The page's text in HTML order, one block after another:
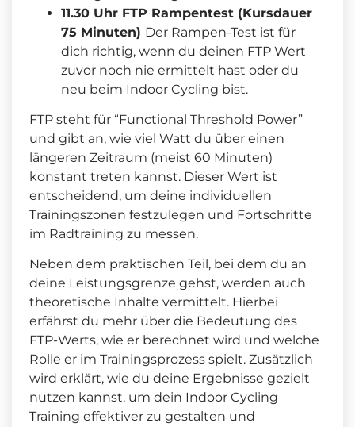
11.30 Uhr FTP Rampentest (Kursdauer
75 Minuten) Der Rampen-Test ist für
dich richtig, wenn du deinen FTP Wert
zuvor noch nie ermittelt hast oder du
neu beim Indoor Cycling bist.
FTP steht für “Functional Threshold Power”
und gibt an, wie viel Watt du über einen
längeren Zeitraum (meist 60 Minuten)
konstant treten kannst. Dieser Wert ist
entscheidend, um deine individuellen
Trainingszonen festzulegen und Fortschritte
im Radtraining zu messen.
Neben dem praktischen Teil, bei dem du an
deine Leistungsgrenze gehst, werden auch
theoretische Inhalte vermittelt. Hierbei
erfährst du mehr über die Bedeutung des
FTP-Werts, wie er berechnet wird und welche
Rolle er im Trainingsprozess spielt. Zusätzlich
wird erklärt, wie du deine Ergebnisse gezielt
nutzen kannst, um dein Indoor Cycling
Training effektiver zu gestalten und